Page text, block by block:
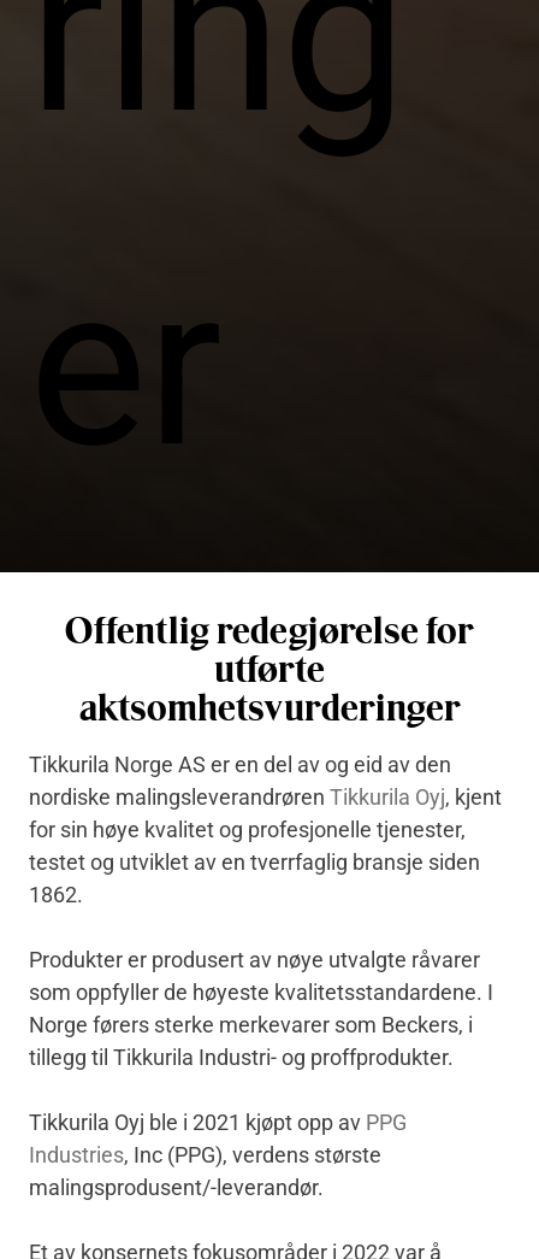
er
Offentlig redegjørelse for
utførte
aktsomhetsvurderinger
Tikkurila Norge AS er en del av og eid av den
nordiske malingsleverandrøren Tikkurila Oyj, kjent
for sin høye kvalitet og profesjonelle tjenester,
testet og utviklet av en tverrfaglig bransje siden
1862.
Produkter er produsert av nøye utvalgte råvarer
som oppfyller de høyeste kvalitetsstandardene. I
Norge førers sterke merkevarer som Beckers, i
tillegg til Tikkurila Industri- og proffprodukter.
Tikkurila Oyj ble i 2021 kjøpt opp av PPG
Industries, Inc (PPG), verdens største
malingsprodusent/-leverandør.
Et av konsernets fokusområder i 2022 var å